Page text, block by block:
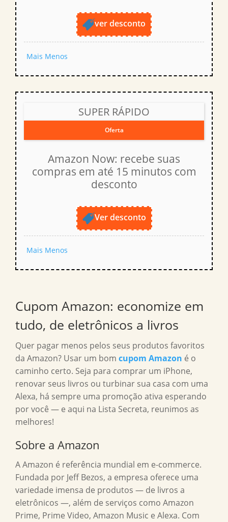
ver desconto
Mais Menos
SUPER RÁPIDO
Oferta
Amazon Now: recebe suas
compras em até 15 minutos com
desconto
Ver desconto
Mais Menos
Cupom Amazon: economize em
tudo, de eletrônicos a livros
Quer pagar menos pelos seus produtos favoritos
da Amazon? Usar um bom cupom Amazon é o
caminho certo. Seja para comprar um iPhone,
renovar seus livros ou turbinar sua casa com uma
Alexa, há sempre uma promoção ativa esperando
por você — e aqui na Lista Secreta, reunimos as
melhores!
Sobre a Amazon
A Amazon é referência mundial em e-commerce.
Fundada por Jeff Bezos, a empresa oferece uma
variedade imensa de produtos — de livros a
eletrônicos —, além de serviços como Amazon
Prime, Prime Video, Amazon Music e Alexa. Com